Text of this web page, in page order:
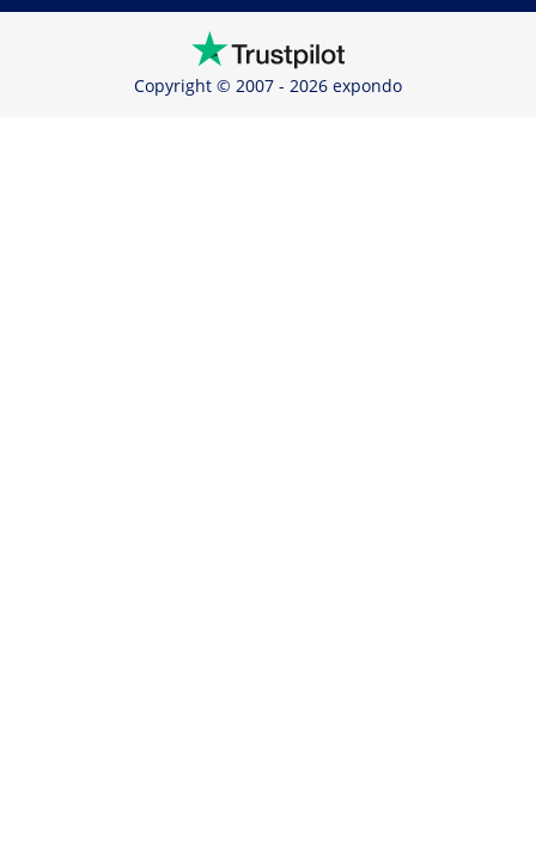
Copyright © 2007 - 2026 expondo